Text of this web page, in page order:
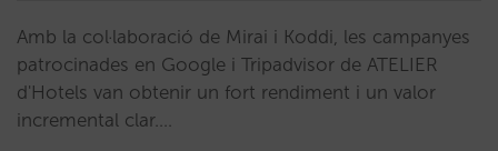
Amb la col·laboració de Mirai i Koddi, les campanyes
patrocinades en Google i Tripadvisor de ATELIER
d'Hotels van obtenir un fort rendiment i un valor
incremental clar.…